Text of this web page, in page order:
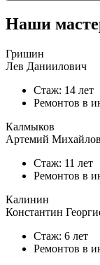
Наши
Гришин
Лев Даниилович
Стаж: 14 лет
Ремонтов в
Калмыков
Артемий
Стаж: 11 лет
Ремонтов в
Калинин
Константин
Стаж: 6 лет
Ремонтов в